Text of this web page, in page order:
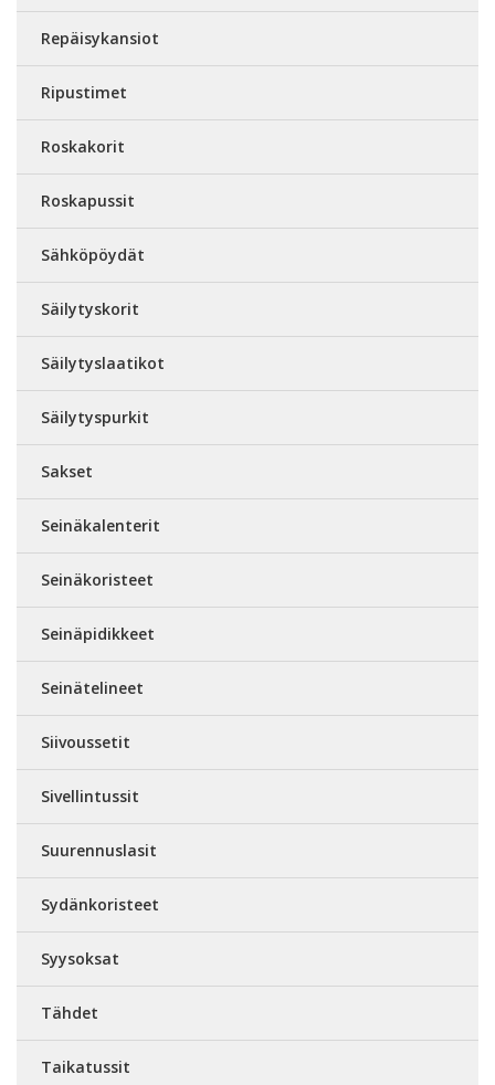
Repäisykansiot
Ripustimet
Roskakorit
Roskapussit
Sähköpöydät
Säilytyskorit
Säilytyslaatikot
Säilytyspurkit
Sakset
Seinäkalenterit
Seinäkoristeet
Seinäpidikkeet
Seinätelineet
Siivoussetit
Sivellintussit
Suurennuslasit
Sydänkoristeet
Syysoksat
Tähdet
Taikatussit